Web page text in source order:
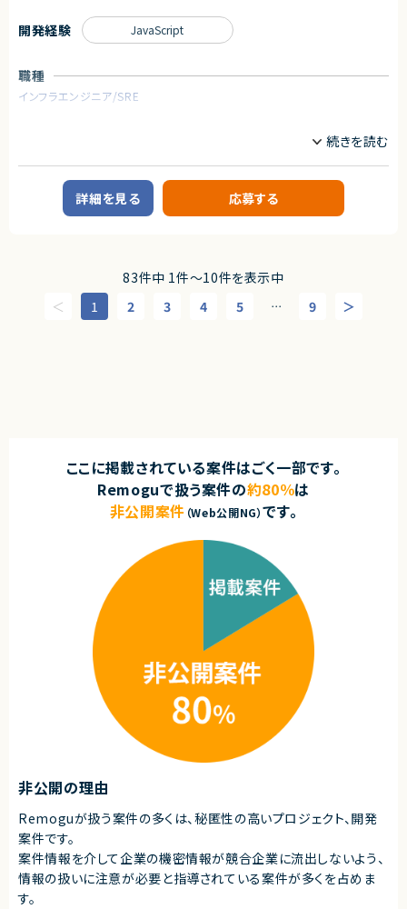
反応いただきたい。
※サーバーサイドとフロントエンドの割合は半々です。
求めるスキル
・Ruby on Rails／Next.jsでの開発のご経験のある方
・システムの立ち上げやリプレイスに携わったご経験のある方
・リモート環境化下で働いたご経験のある方
・少数規模のチームでリーダーシップを持って、開発をしたい方。
契約形態
ンチャーのように事業成長を間近に感じれる環境です。
★少数精鋭のため、裁量が大きく自分の考えがプロダクトに反映されやすい
★正社員としてのキャリア転換も積極的にされている企業様です。
職種
インフラエンジニア/SRE
社内システム基盤の全面刷新を行うプロジェクトです。
従来オンプレミスで構築され、高いセキュリティ要件と多岐にわたるカスタマ
イズが行われてきた既存基盤の課題：
・端末2台持ちによる利便性低下
・M365 活用不足によるコミュニケーション非効率
1台の端末で社内システム／M365／インターネット／クラウドサービスの利
用を可能にする新環境の構築 を目的とした大規模刷新プロジェクトです。
求めるスキル
【必須スキル】
・バックアップにおける設計経験（運用設計書または詳細設計書が作成でき
・主体的に動ける方
・HYCU、Veeam などバックアップツールの実務経験
・システム構成検討の経験
・顧客折衝の経験
・顧客向け説明資料の作成経験
開発経験 JavaScript
業務委託(準委任契約)
★ 社内システムの大規模刷新プロジェクトに中核メンバーとして参画でき
ます
★ バックアップ設計を中心に、要件確認〜詳細設計〜運用設計まで上流工
程を一気通貫で担当できます
★ HYCU・Veeam をはじめ、Zabbix／JP1／各種ログ・監視ツールなど多
彩なプロダクトに携わりながらスキルの幅を広げられます
詳細を見る 応募する
83件中 1件〜10件を表示中
1
2 3 4 5 ⋯ 9
ここに掲載されている案件はごく一部です。
Remoguで扱う案件の約80％は
非公開案件 （Web公開NG）です。
非公開の理由
Remoguが扱う案件の多くは、秘匿性の高いプロジェクト、開発
案件です。
案件情報を介して企業の機密情報が競合企業に流出しないよう、
情報の扱いに注意が必要と指導されている案件が多くを占めま
す。